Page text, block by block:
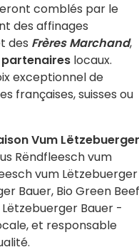
comblés par le
des affinages
des Frères Marchand,
locaux.
exceptionnel de
françaises, suisses ou
Vum Lëtzebuerger
Rëndfleesch vum
vum Lëtzebuerger
Bauer, Bio Green
Bauer -
et responsable